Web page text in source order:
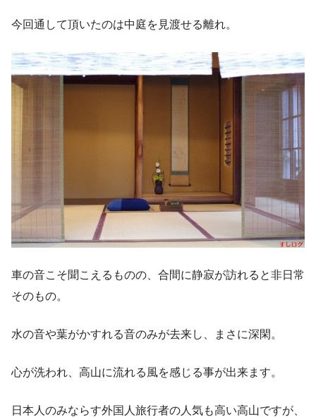
今回通して頂いたのは中庭を見渡せる離れ。
車の音こそ聞こえるものの、合間に静寂が訪れると非日常
そのもの。
水の音や葉がかすれる音のみが去来し、まさに深閑。
心が洗われ、高山に流れる風を感じる事が出来ます。
日本人のみならす外国人旅行者の人気も高い高山ですが、